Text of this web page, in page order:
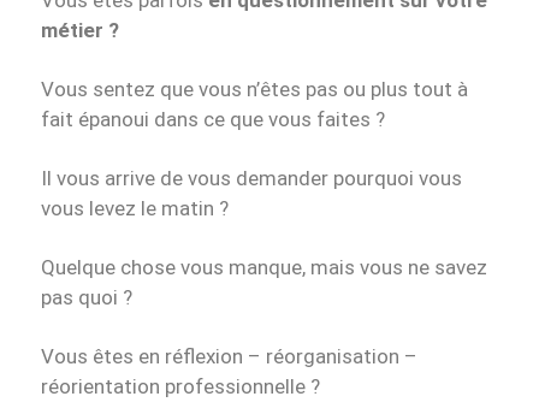
métier ?
Vous sentez que vous n’êtes pas ou plus tout à
fait épanoui dans ce que vous faites ?
Il vous arrive de vous demander pourquoi vous
vous levez le matin ?
Quelque chose vous manque, mais vous ne savez
pas quoi ?
Vous êtes en réflexion – réorganisation –
réorientation professionnelle ?